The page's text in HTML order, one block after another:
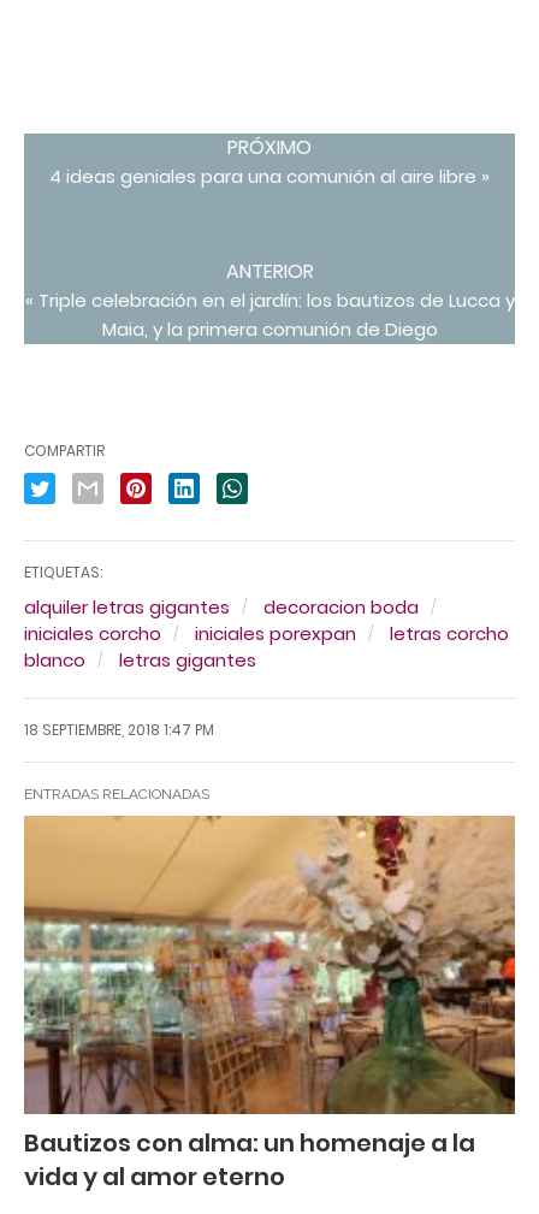
PRÓXIMO
4 ideas geniales para una comunión al aire libre »
ANTERIOR
« Triple celebración en el jardín: los bautizos de Lucca y
Maia, y la primera comunión de Diego
COMPARTIR
ETIQUETAS:
alquiler letras gigantes
decoracion boda
iniciales corcho
iniciales porexpan
letras corcho
blanco
letras gigantes
18 SEPTIEMBRE, 2018 1:47 PM
ENTRADAS RELACIONADAS
Bautizos con alma: un homenaje a la
vida y al amor eterno